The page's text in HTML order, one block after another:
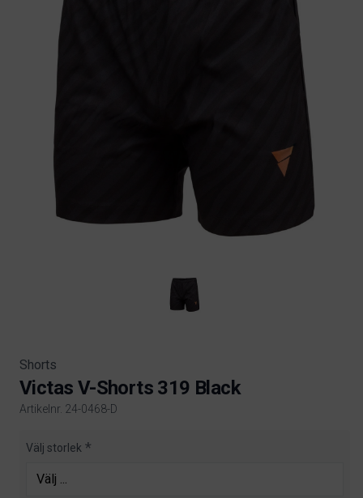
Shorts
Victas V-Shorts 319 Black
Artikelnr. 24-0468-D
Product information
Välj storlek